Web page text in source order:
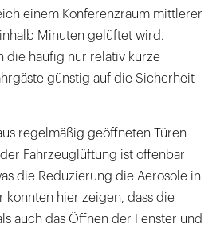
einem Konferenzraum mittlerer
Minuten gelüftet wird.
die häufig nur relativ kurze
günstig auf die Sicherheit
regelmäßig geöffneten Türen
Fahrzeuglüftung ist offenbar
die Reduzierung die Aerosole in
konnten hier zeigen, dass die
auch das Öffnen der Fenster und